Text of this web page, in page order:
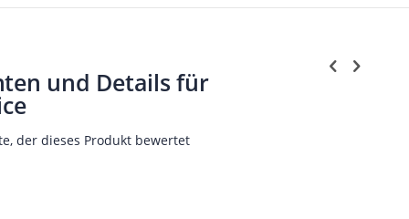
und Details für
der dieses Produkt bewertet